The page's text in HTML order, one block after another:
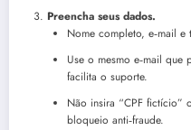
Preencha seus dados.
Nome completo, e‑mail
Use o mesmo e‑mail
facilita o suporte.
Não insira “CPF fictício”
bloqueio anti‑fraude.